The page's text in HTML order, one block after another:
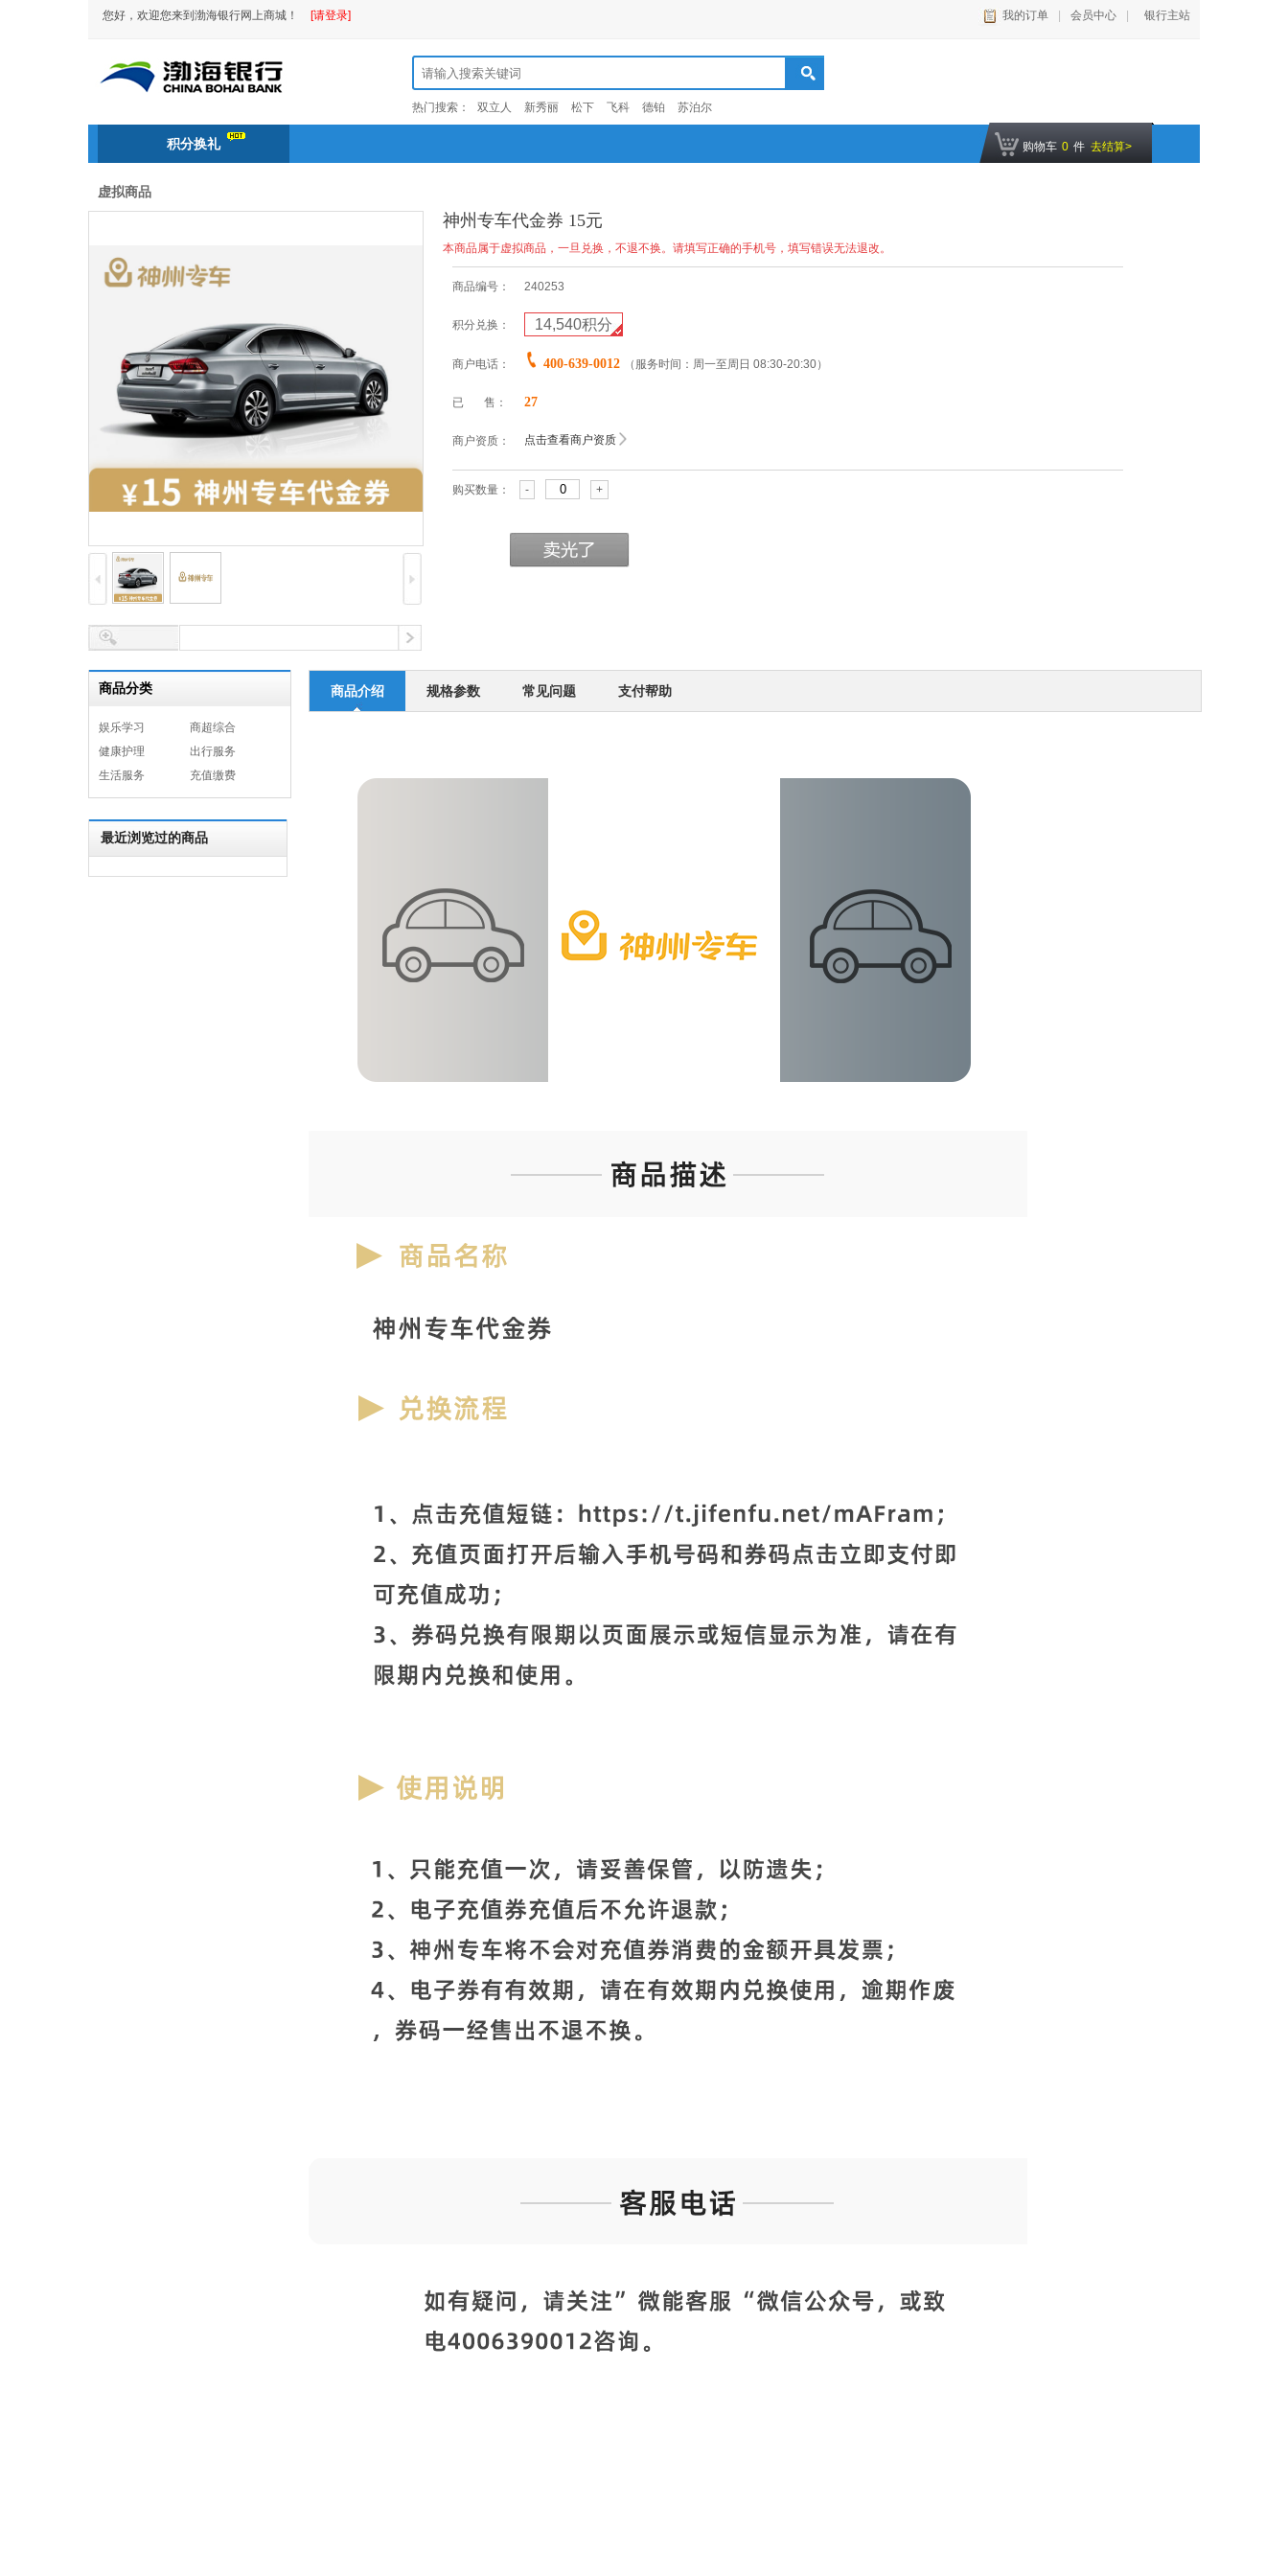
您好，欢迎您来到渤海银行网上商城！ [请登录] 我的订单 会员中心 银行主站
热门搜索： 双立人 新秀丽 松下 飞科 德铂 苏泊尔
积分换礼 购物车 0 件 去结算>
虚拟商品
神州专车代金券 15元
本商品属于虚拟商品，一旦兑换，不退不换。请填写正确的手机号，填写错误无法退改。
商品编号： 240253
积分兑换： 14,540积分
商户电话： 400-639-0012 （服务时间：周一至周日 08:30-20:30）
已 售： 27
商户资质： 点击查看商户资质
购买数量： - +
商品分类
娱乐学习
商超综合
健康护理
出行服务
生活服务
充值缴费
最近浏览过的商品
商品介绍 规格参数 常见问题 支付帮助